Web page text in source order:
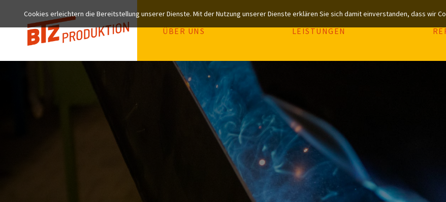
Cookies erleichtern die Bereitstellung unserer Dienste. Mit der Nutzung unserer Dienste erklären Sie sich damit einverstanden, dass wir
ÜBER UNS LEISTUNGEN